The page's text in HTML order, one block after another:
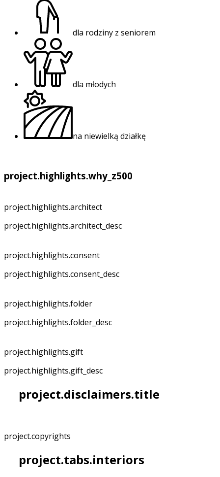
dla rodziny z seniorem
dla młodych
na niewielką działkę
project.highlights.why_z500
project.highlights.architect
project.highlights.architect_desc
project.highlights.consent
project.highlights.consent_desc
project.highlights.folder
project.highlights.folder_desc
project.highlights.gift
project.highlights.gift_desc
project.disclaimers.title
project.copyrights
project.tabs.interiors